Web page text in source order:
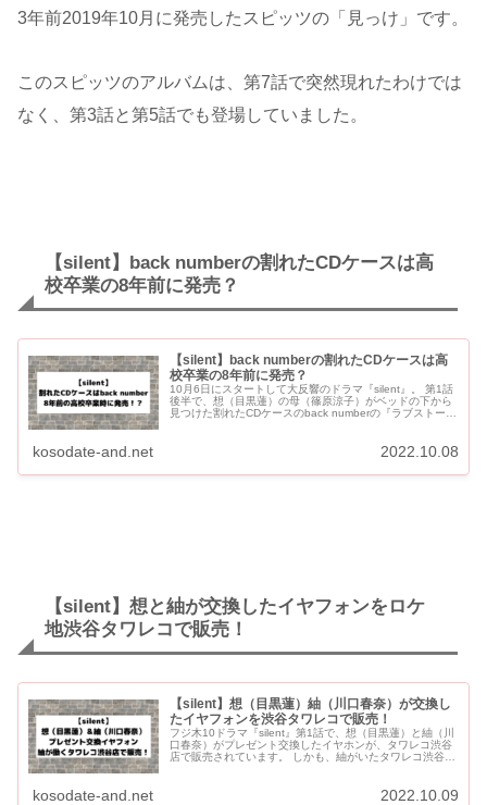
3年前2019年10月に発売したスピッツの「見っけ」です。
このスピッツのアルバムは、第7話で突然現れたわけでは
なく、第3話と第5話でも登場していました。
【silent】back numberの割れたCDケースは高
校卒業の8年前に発売？
【silent】back numberの割れたCDケースは高
校卒業の8年前に発売？
10月6日にスタートして大反響のドラマ『silent』。 第1話
後半で、想（目黒蓮）の母（篠原涼子）がベッドの下から
見つけた割れたCDケースのback numberの『ラブストーリ
kosodate-and.net 2022.10.08
【silent】想と紬が交換したイヤフォンをロケ
地渋谷タワレコで販売！
【silent】想（目黒蓮）紬（川口春奈）が交換し
たイヤフォンを渋谷タワレコで販売！
フジ木10ドラマ『silent』第1話で、想（目黒蓮）と紬（川
口春奈）がプレゼント交換したイヤホンが、タワレコ渋谷
店で販売されています。 しかも、紬がいたタワレコ渋谷店
kosodate-and.net 2022.10.09